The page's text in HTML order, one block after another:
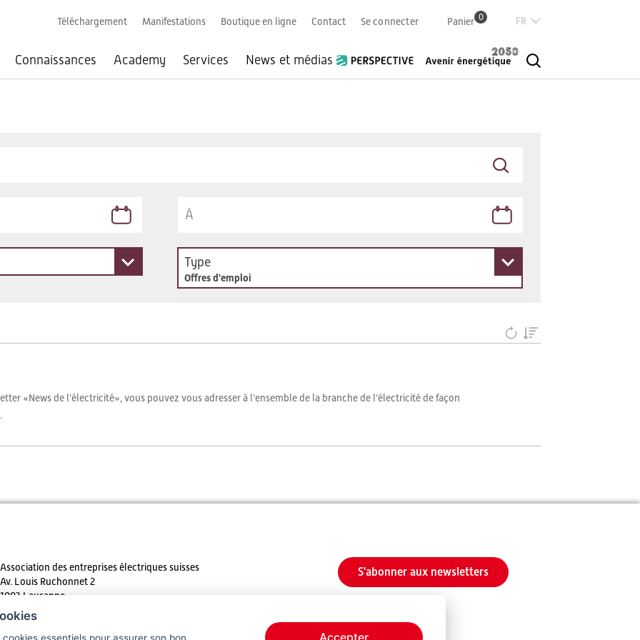
Connaissances Academy Services News et médias
Téléchargement Manifestations Boutique en ligne Contact Se connecter Panier 0
English
Type
Offres d'emploi
«News de l’électricité», vous pouvez vous adresser à l’ensemble de la branche de l’électricité de façon
Association des entreprises électriques suisses
Av. Louis Ruchonnet 2
1003 Lausanne
S'abonner aux newsletters